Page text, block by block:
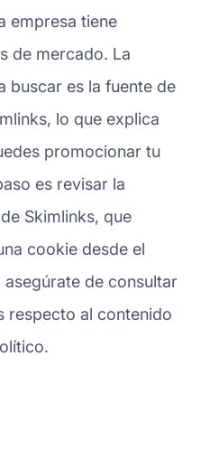
empresa tiene
de mercado. La
buscar es la fuente de
lo que explica
promocionar tu
es revisar la
Skimlinks, que
cookie desde el
de consultar
respecto al contenido